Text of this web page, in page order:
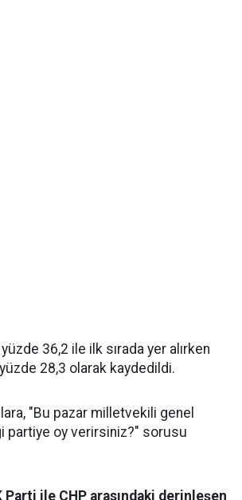
36,2 ile ilk sırada yer alırken
28,3 olarak kaydedildi.
"Bu pazar milletvekili genel
partiye oy verirsiniz?" sorusu
Parti ile CHP arasındaki derinleşen